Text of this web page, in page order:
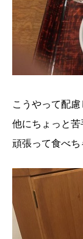
こうやって配
他にちょっと
頑張って食べち